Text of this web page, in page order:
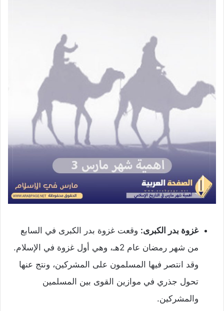
غزوة بدر الكبرى: وقعت غزوة بدر الكبرى في السابع
من شهر رمضان عام 2هـ، وهي أول غزوة في الإسلام.
وقد انتصر فيها المسلمون على المشركين، ونتج عنها
تحول جذري في موازين القوى بين المسلمين
والمشركين.